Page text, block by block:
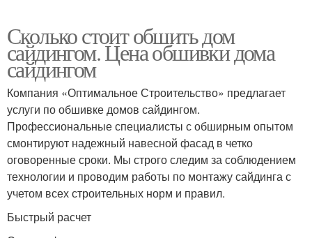
Сколько стоит обшить дом
сайдингом. Цена обшивки дома
сайдингом
Компания «Оптимальное Строительство» предлагает
услуги по обшивке домов сайдингом.
Профессиональные специалисты с обширным опытом
смонтируют надежный навесной фасад в четко
оговоренные сроки. Мы строго следим за соблюдением
технологии и проводим работы по монтажу сайдинга с
учетом всех строительных норм и правил.
Быстрый расчет